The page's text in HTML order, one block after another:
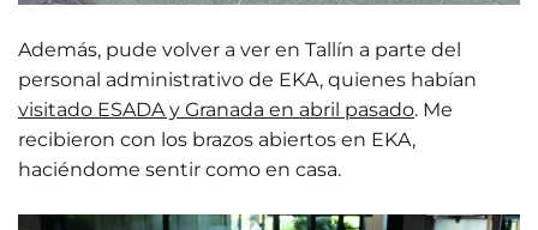
Además, pude volver a ver en Tallín a parte del
personal administrativo de EKA, quienes habían
visitado ESADA y Granada en abril pasado. Me
recibieron con los brazos abiertos en EKA,
haciéndome sentir como en casa.